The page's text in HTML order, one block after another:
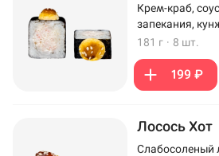
Крем-краб,
запекания,
181 г · 8 шт.
199 ₽
Лосось Хот
Слабосоленый